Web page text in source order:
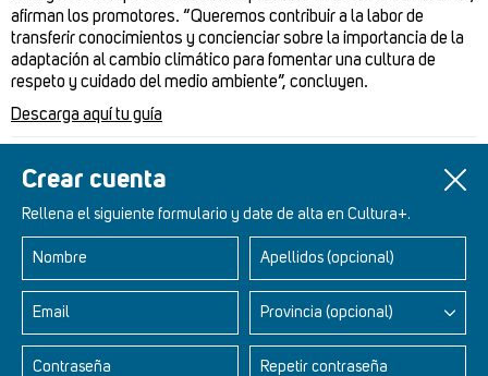
Crear cuenta
Rellena el siguiente formulario y date de alta en Cultura+.
Nombre Apellidos (opcional)
Email Provincia (opcional)
Contraseña Repetir contraseña
afirman los promotores. “Queremos contribuir a la labor de
transferir conocimientos y concienciar sobre la importancia de la
adaptación al cambio climático para fomentar una cultura de
respeto y cuidado del medio ambiente”, concluyen.
Descarga aquí tu guía
Retablos Renacentistas Este de León